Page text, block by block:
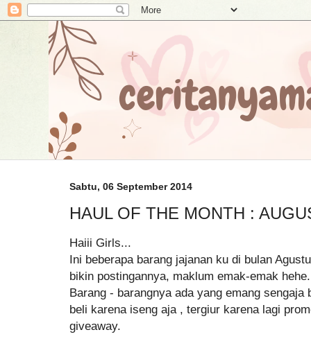
Sabtu, 06 September 2014
HAUL OF THE MONTH :
Haiii Girls...
Ini beberapa barang jajanan ku di bulan
bikin postingannya, maklum emak-emak
Barang - barangnya ada yang emang
beli karena iseng aja , tergiur karena lagi
giveaway.